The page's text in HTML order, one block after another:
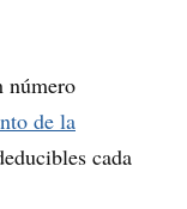
número
de la
cada